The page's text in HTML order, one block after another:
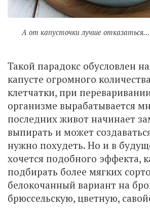
А от капусточки лучше отказаться…
Такой парадокс обусловлен
капусте огромного
клетчатки, при
организме вырабатывается
последних живот начинает
выпирать и может
нужно похудеть. Но и в
хочется подобного эффекта,
подбирать более мягких
белокочанный вариант на
брюссельскую, цветную,